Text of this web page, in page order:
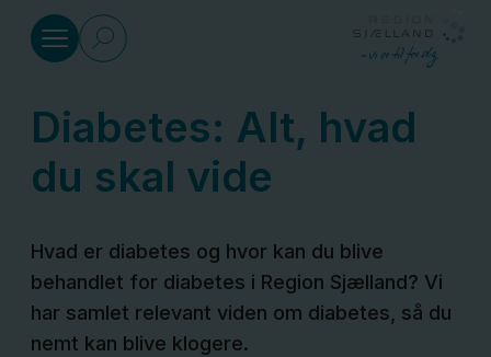
Alt hvad du skal vide om
sygdom
Demens
Diabetes: Alt, hvad
du skal vide
Hvad er diabetes og hvor kan du blive
behandlet for diabetes i Region Sjælland? Vi
har samlet relevant viden om diabetes, så du
nemt kan blive klogere.